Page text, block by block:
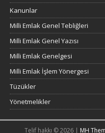
Kanunlar
Milli Emlak Genel Tebliğleri
Milli Emlak Genel Yazısı
Milli Emlak Genelgesi
Milli Emlak İşlem Yönergesi
Tüzükler
Yönetmelikler
Telif hakkı © 2026 | MH